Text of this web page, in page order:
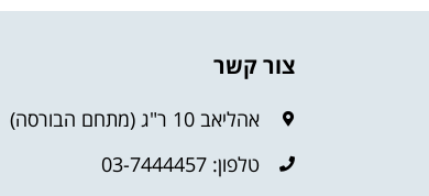
צור קשר
אהליאב 10 ר"ג (מתחם הבורסה)
טלפון: 03-7444457